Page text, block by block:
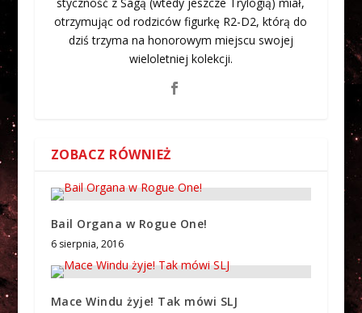
otrzymując od rodziców figurkę R2-D2, którą do
dziś trzyma na honorowym miejscu swojej
wieloletniej kolekcji.
ZOBACZ RÓWNIEŻ
Bail Organa w Rogue One!
6 sierpnia, 2016
Mace Windu żyje! Tak mówi SLJ